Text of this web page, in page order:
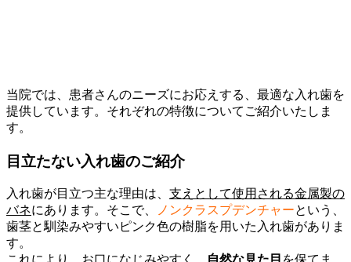
当院では、患者さんのニーズにお応えする、最適な入れ歯を
提供しています。それぞれの特徴についてご紹介いたしま
す。
目立たない入れ歯のご紹介
入れ歯が目立つ主な理由は、 支えとして使用される金属製の
バネにあります。そこで、 ノンクラスプデンチャーという、
歯茎と馴染みやすいピンク色の樹脂を用いた入れ歯がありま
す。